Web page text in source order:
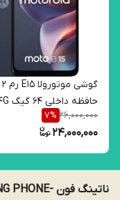
حافظه داخلی 64 گیگ 4G
26,000,000
7%
24,000,000
ناتینگ فون -NOTHING PHONE